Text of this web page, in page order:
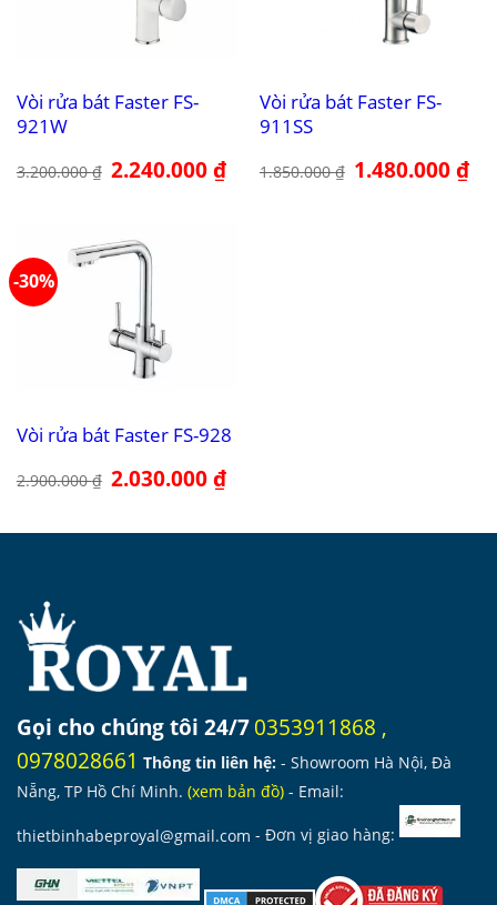
Vòi rửa bát Faster FS-
921W
3.200.000₫ Giá
gốc
2.240.000₫Giá
hiện
Vòi rửa bát Faster FS-
911SS
1.850.000₫ Giá
gốc
1.480.000₫Giá
-30%
Vòi rửa bát Faster FS-928
2.900.000₫ Giá
gốc
2.030.000₫Giá
hiện
2.030.000 ₫.
Gọi cho chúng tôi 24/70353911868 ,
0978028661 Thông tin liên hệ: - Showroom Hà Nội, Đà
Nẵng, TP Hồ Chí Minh. (xem bản đồ) - Email:
thietbinhabeproyal@gmail.com - Đơn vị giao hàng: